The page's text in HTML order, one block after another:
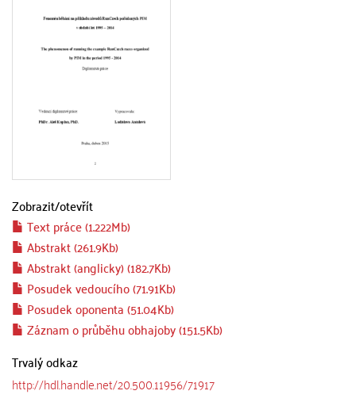
Zobrazit/otevřít
Text práce (1.222Mb)
Abstrakt (261.9Kb)
Abstrakt (anglicky) (182.7Kb)
Posudek vedoucího (71.91Kb)
Posudek oponenta (51.04Kb)
Záznam o průběhu obhajoby (151.5Kb)
Trvalý odkaz
http://hdl.handle.net/20.500.11956/71917